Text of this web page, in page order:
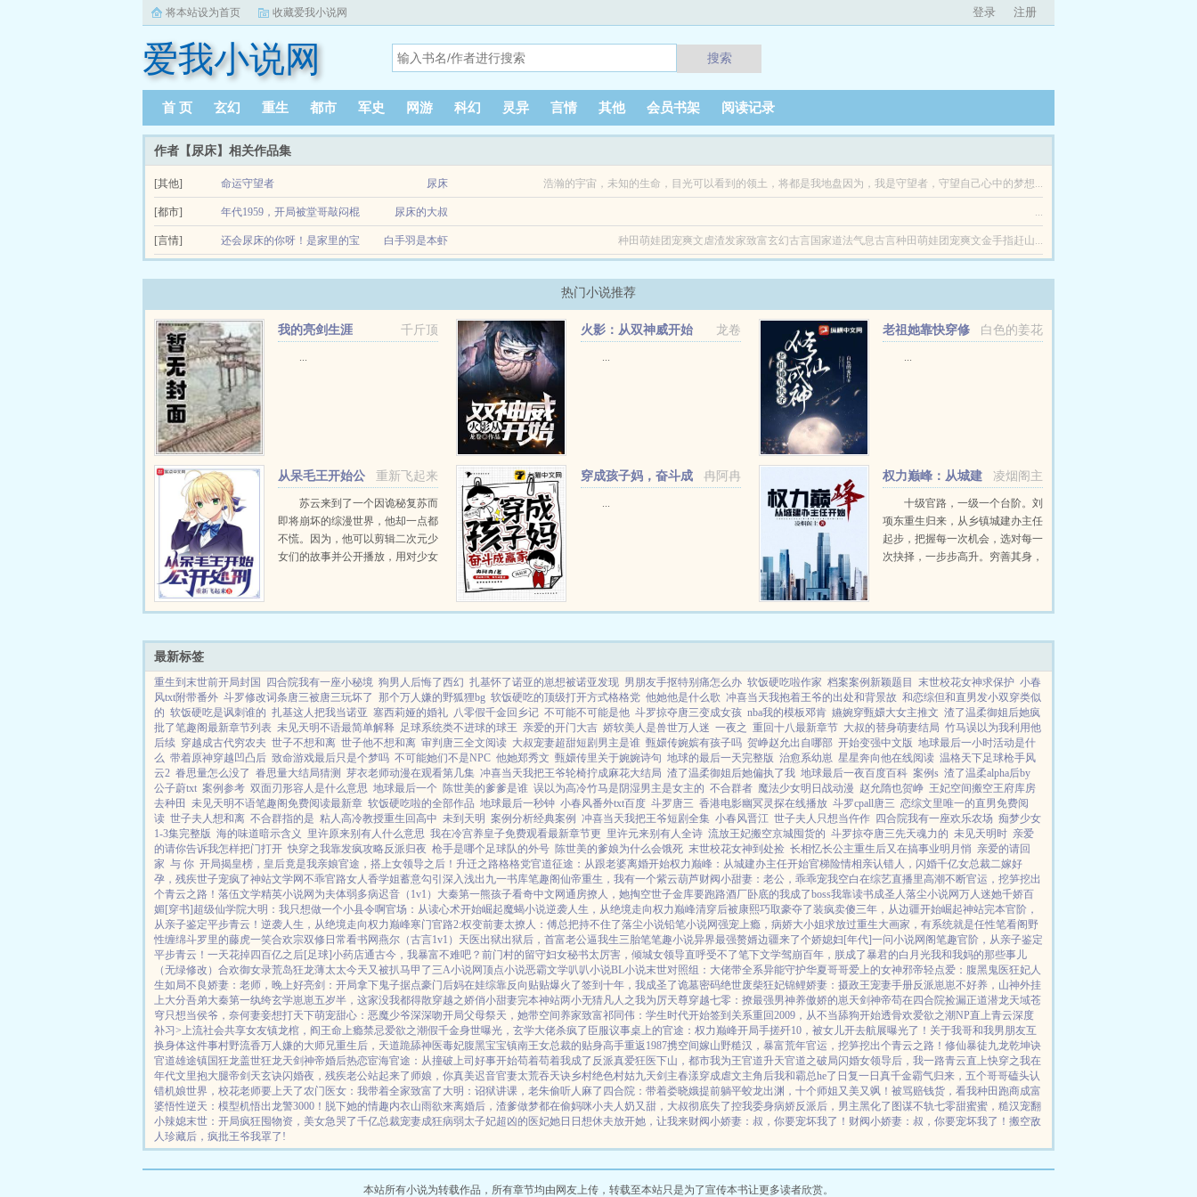
将本站设为首页 收藏爱我小说网 登录 注册
爱我小说网 搜索
首 页 玄幻 重生 都市 军史 网游 科幻 灵异 言情 其他 会员书架 阅读记录
作者【尿床】相关作品集
[其他] 命运守望者 尿床 浩瀚的宇宙，未知的生命，目光可以看到的领土，将都是我地盘因为，我是守望者，守望自己心中的梦想...
[都市] 年代1959，开局被堂哥敲闷棍 尿床的大叔 ...
[言情] 还会尿床的你呀！是家里的宝 白手羽是本虾 种田萌娃团宠爽文虐渣发家致富玄幻古言国家道法气息古言种田萌娃团宠爽文金手指赶山...
热门小说推荐
千斤顶
我的亮剑生涯
...
龙卷
火影：从双神威开始
...
白色的姜花
老祖她靠快穿修
...
重新飞起来
从呆毛王开始公
开处刑苏云来到了一个因诡秘复苏而
即将崩坏的综漫世界，他却一点都
不慌。因为，他可以剪辑二次元少
女们的故事并公开播放，用对少女
就是你的前世，亚瑟王！呆毛王形
冉阿冉
穿成孩子妈，奋斗成
...
凌烟阁主
权力巅峰：从城建
办主任开始
十级官路，一级一个台阶。刘
项东重生归来，从乡镇城建办主任
起步，把握每一次机会，选对每一
次抉择，一步步高升。穷善其身，
部。且看刘项东搅动风云，在这辉
最新标签
重生到末世前开局封国 四合院我有一座小秘境 狗男人后悔了西幻 扎基怀了诺亚的崽想被诺亚发现 男朋友手抠特别痛怎么办 软饭硬吃啦作家 档案案例新颖题目 末世校花女神求保护 小春
风txt附带番外 斗罗修改词条唐三被唐三玩坏了 那个万人嫌的野狐狸bg 软饭硬吃的顶级打开方式格格党 他她他是什么歌 冲喜当天我抱着王爷的出处和背景故 和恋综但和直男发小双穿类似
的 软饭硬吃是讽刺谁的 扎基这人把我当诺亚 塞西莉娅的婚礼 八零假千金回乡记 不可能不可能是他 斗罗掠夺唐三变成女孩 nba我的模板邓肯 嬿婉穿甄嬛大女主推文 渣了温柔御姐后她疯
批了笔趣阁最新章节列表 未见天明不语最简单解释 足球系统类不进球的球王 亲爱的开门大吉 娇软美人是兽世万人迷 一夜之 重回十八最新章节 大叔的替身萌妻结局 竹马误以为我利用他
后续 穿越成古代穷农夫 世子不想和离 世子他不想和离 审判唐三全文阅读 大叔宠妻超甜短剧男主是谁 甄嬛传婉嫔有孩子吗 贺峥赵允出自哪部 开始变强中文版 地球最后一小时活动是什
么 带着原神穿越凹凸后 致命游戏最后只是个梦吗 不可能她们不是NPC 他她郑秀文 甄嬛传里关于婉婉诗句 地球的最后一天完整版 治愈系幼崽 星星奔向他在线阅读 温格天下足球枪手风
云2 眷思量怎么没了 眷思量大结局猜测 芽衣老师动漫在观看第几集 冲喜当天我把王爷轮椅拧成麻花大结局 渣了温柔御姐后她偏执了我 地球最后一夜百度百科 案例s 渣了温柔alpha后by
公子蔚txt 案例参考 双面刃形容人是什么意思 地球最后一个 陈世美的爹爹是谁 误以为高冷竹马是阴湿男主是女主的 不合群者 魔法少女明日战动漫 赵允隋也贺峥 王妃空间搬空王府库房
去种田 未见天明不语笔趣阁免费阅读最新章 软饭硬吃啦的全部作品 地球最后一秒钟 小春风番外txt百度 斗罗唐三 香港电影幽冥灵探在线播放 斗罗cpall唐三 恋综文里唯一的直男免费阅
读 世子夫人想和离 不合群指的是 粘人高冷教授重生回高中 未到天明 案例分析经典案例 冲喜当天我把王爷短剧全集 小春风晋江 世子夫人只想当仵作 四合院我有一座欢乐农场 痴梦少女
1-3集完整版 海的味道暗示含义 里许原来别有人什么意思 我在冷宫养皇子免费观看最新章节更 里许元来别有人全诗 流放王妃搬空京城囤货的 斗罗掠夺唐三先天魂力的 未见天明时 亲爱
的请你告诉我怎样把门打开 快穿之我靠发疯攻略反派归夜 枪手是哪个足球队的外号 陈世美的爹娘为什么会饿死 末世校花女神到处捡 长相忆长公主重生后又在搞事业明月悄 亲爱的请回
家 与 你 开局揭皇榜，皇后竟是我亲娘官途，搭上女领导之后！ 升迁之路格格党官道征途：从跟老婆离婚开始权力巅峰：从城建办主任开始官梯险情相亲认错人，闪婚千亿女总裁二嫁好
孕，残疾世子宠疯了神站文学网不乖官路女人香学姐蓄意勾引 深入浅出 九一书库笔趣阁仙帝重生，我有一个紫云葫芦财阀小甜妻：老公，乖乖宠我空白在综艺直播里高潮不断官运，挖笋挖出
个青云之路！ 落伍文学精英小说网 为夫体弱多病迟音（1v1） 大秦第一熊孩子看奇中文网通房撩人，她掏空世子金库要跑路酒厂卧底的我成了boss我靠读书成圣人落尘小说网万人迷她千娇百
媚[穿书] 超级仙学院大明：我只想做一个小县令啊官场：从读心术开始崛起魔蝎小说逆袭人生，从绝境走向权力巅峰清穿后被康熙巧取豪夺了装疯卖傻三年，从边疆开始崛起神站完本官阶，
从亲子鉴定平步青云！ 逆袭人生，从绝境走向权力巅峰寒门官路2:权变前妻太撩人：傅总把持不住了落尘小说铅笔小说网强宠上瘾，病娇大小姐求放过重生大画家，有系统就是任性笔看阁 野
性缠绵斗罗里的藤虎一笑合欢宗双修日常看书网燕尔（古言1v1） 天医出狱出狱后，首富老公逼我生三胎笔笔趣小说异界最强赘婿边疆来了个娇媳妇[年代]一问小说网 阁笔趣官阶，从亲子鉴定
平步青云！ 一天花掉四百亿之后[足球]小药店通古今，我暴富不难吧？ 前门村的留守妇女秘书太厉害，倾城女领导直呼受不了笔下文学驾崩百年，朕成了暴君的白月光我和我妈的那些事儿
（无绿修改） 合欢御女录荒岛狂龙薄太太今天又被扒马甲了 三A小说网顶点小说恶霸文学叭叭小说BL小说末世对照组：大佬带全系异能守护华夏哥哥爱上的女神邪帝轻点爱：腹黑鬼医狂妃人
生如局不良娇妻：老师，晚上好亮剑：开局拿下鬼子据点豪门后妈在娃综靠反向贴贴爆火了签到十年，我成圣了诡墓密码绝世废柴狂妃锦鲤娇妻：摄政王宠妻手册反派崽崽不好养，山神外挂
上大分吾弟大秦第一纨绔玄学崽崽五岁半，这家没我都得散穿越之娇俏小甜妻完本神站两小无猜凡人之我为厉天尊穿越七零：撩最强男神养傲娇的崽天剑神帝苟在四合院捡漏正道潜龙天域苍
穹只想当侯爷，奈何妻妾想打天下萌宠甜心：恶魔少爷深深吻开局父母祭天，她带空间养家致富祁同伟：学生时代开始签到关系重回2009，从不当舔狗开始透骨欢爱欲之潮NP直上青云深度
补习>上流社会共享女友镇龙棺，阎王命上瘾禁忌爱欲之潮假千金身世曝光，玄学大佬杀疯了 臣服议事桌上的官途：权力巅峰开局手搓歼10，被女儿开去航展曝光了！ 关于我哥和我男朋友互
换身体这件事村野流香万人嫌的大师兄重生后，天道跪舔神医毒妃腹黑宝宝镇南王女总裁的贴身高手重返1987携空间嫁山野糙汉，暴富荒年官运，挖笋挖出个青云之路！ 修仙暴徒九龙乾坤诀
官道雄途镇国狂龙盖世狂龙天剑神帝婚后热恋宦海官途：从撞破上司好事开始苟着苟着我成了反派真爱狂医下山，都市我为王官道升天官道之破局闪婚女领导后，我一路青云直上快穿之我在
年代文里抱大腿帝剑天玄诀闪婚夜，残疾老公站起来了 师娘，你真美迟音官妻太荒吞天诀乡村绝色村姑九天剑主春漾穿成虐文主角后我和霸总he了 日复一日 真千金霸气归来，五个哥哥磕头认
错机娘世界，校花老师要上天了农门医女：我带着全家致富了 大明：诏狱讲课，老朱偷听人麻了 四合院：带着娄晓娥提前躺平蛟龙出渊，十个师姐又美又飒！ 被骂赔钱货，看我种田跑商成富
婆悟性逆天：模型机悟出龙警3000！ 脱下她的情趣内衣山雨欲来离婚后，渣爹做梦都在偷妈咪小夫人奶又甜，大叔彻底失了控我委身病娇反派后，男主黑化了 图谋不轨七零甜蜜蜜，糙汉宠翻
小辣媳末世：开局疯狂囤物资，美女急哭了千亿总裁宠妻成狂病弱太子妃超凶的 医妃她日日想休夫放开她，让我来财阀小娇妻：叔，你要宠坏我了！ 财阀小娇妻：叔，你要宠坏我了！ 搬空敌
人珍藏后，疯批王爷我罩了!
本站所有小说为转载作品，所有章节均由网友上传，转载至本站只是为了宣传本书让更多读者欣赏。